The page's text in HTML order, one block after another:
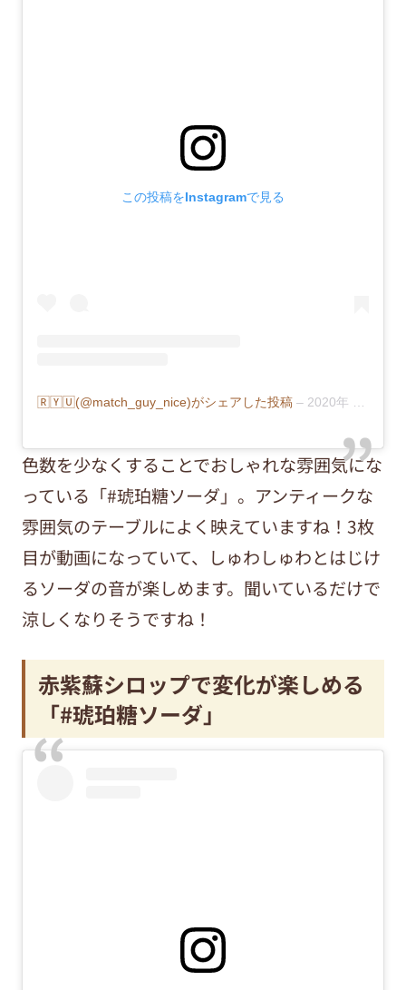
この投稿をInstagramで見る
🅁🅈🅄(@match_guy_nice)がシェアした投稿– 2020年 8月月15日午前12時38分PDT
色数を少なくすることでおしゃれな雰囲気にな
っている「#琥珀糖ソーダ」。アンティークな
雰囲気のテーブルによく映えていますね！3枚
目が動画になっていて、しゅわしゅわとはじけ
るソーダの音が楽しめます。聞いているだけで
涼しくなりそうですね！
赤紫蘇シロップで変化が楽しめる
「#琥珀糖ソーダ」